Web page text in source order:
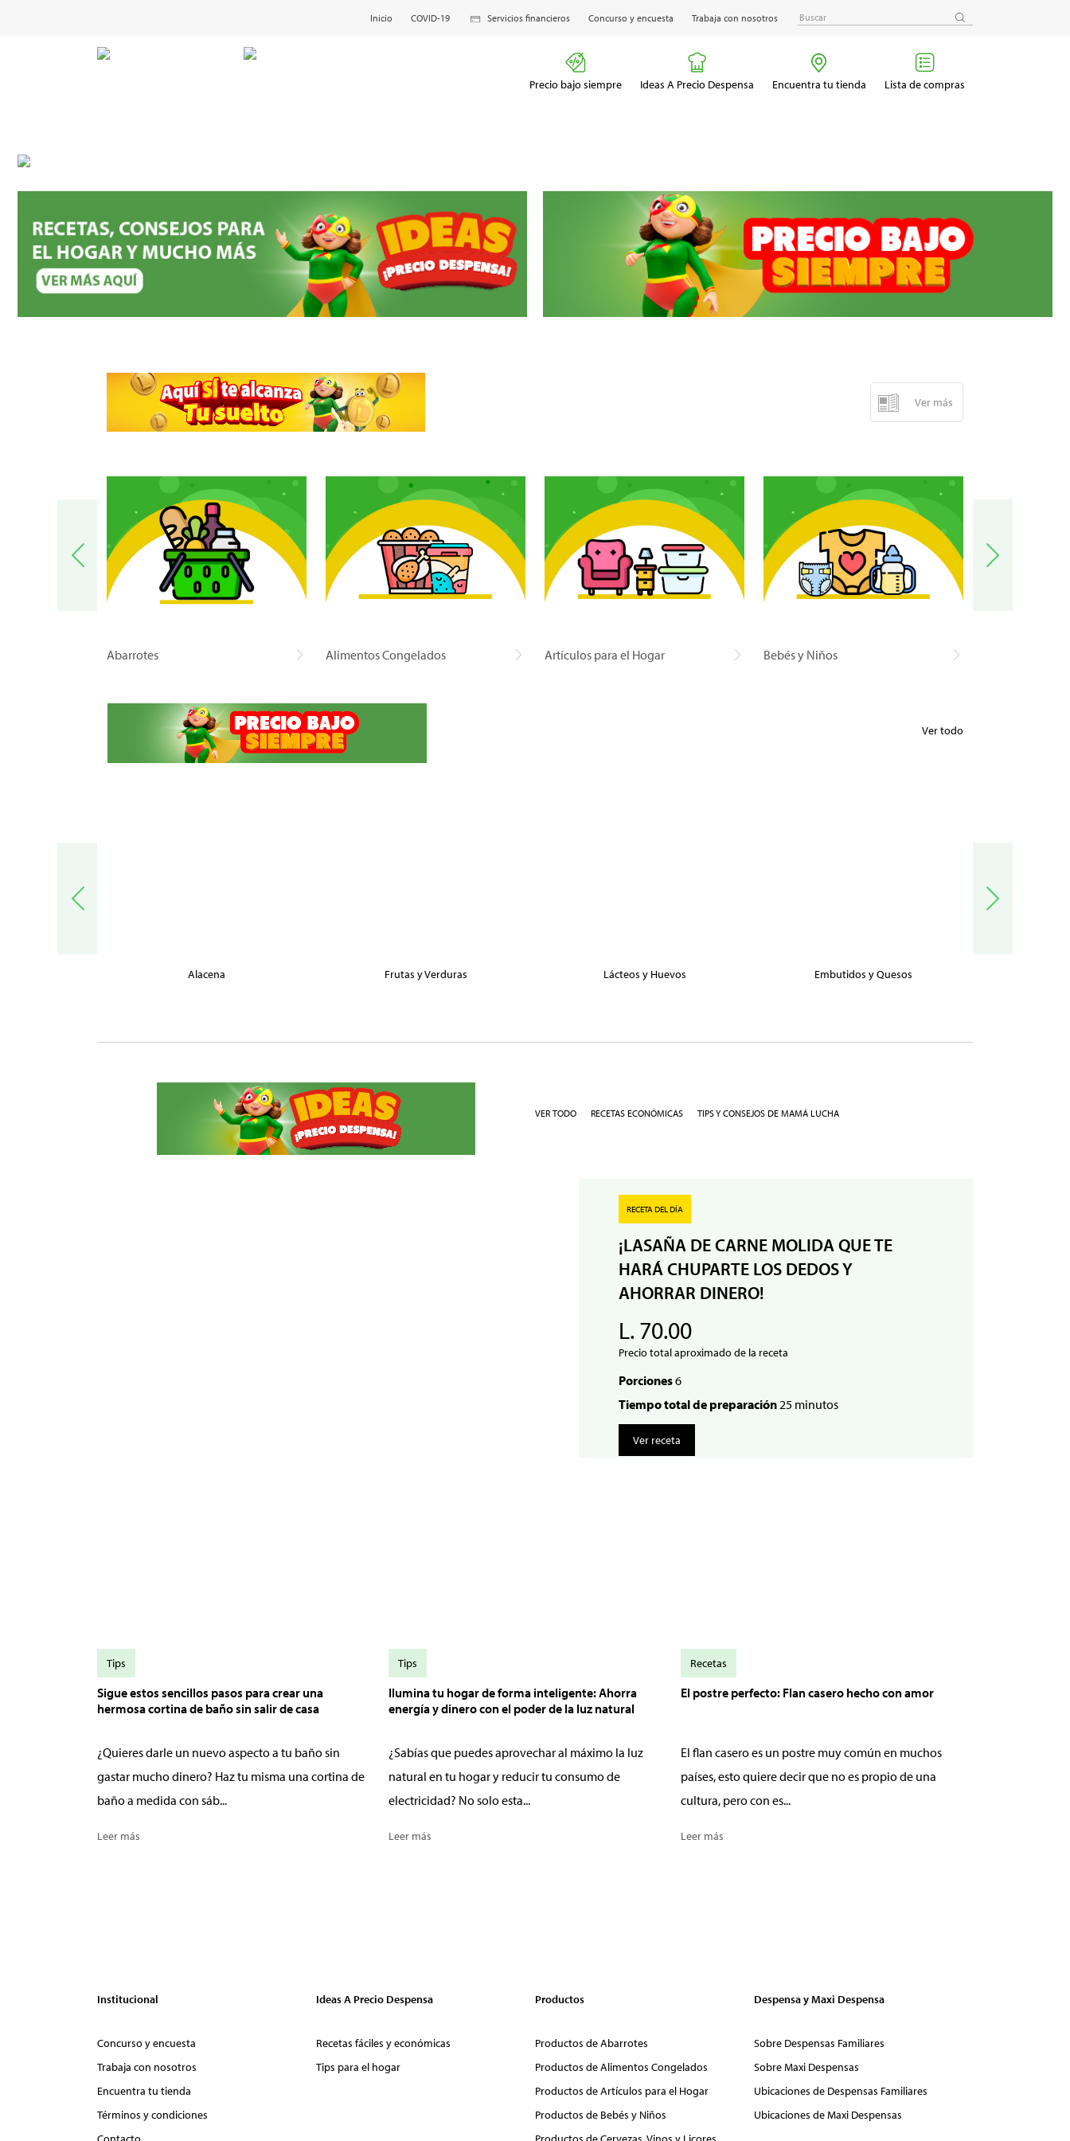
Inicio COVID-19 Servicios financieros Concurso y encuesta Trabaja con nosotros
Precio bajo siempre Ideas A Precio Despensa Encuentra tu tienda Lista de compras
Ver más
Abarrotes Alimentos Congelados Artículos para el Hogar Bebés y Niños
Ver todo
Alacena Frutas y Verduras Lácteos y Huevos Embutidos y Quesos
VER TODO RECETAS ECONÓMICAS TIPS Y CONSEJOS DE MAMÁ LUCHA
RECETA DEL DÍA
¡LASAÑA DE CARNE MOLIDA QUE TE
HARÁ CHUPARTE LOS DEDOS Y
AHORRAR DINERO!
L. 70.00
Precio total aproximado de la receta
Porciones6
Tiempo total de preparación 25 minutos
Ver receta
Sigue estos sencillos pasos para crear una
hermosa cortina de baño sin salir de casa
¿Quieres darle un nuevo aspecto a tu baño sin
gastar mucho dinero? Haz tu misma una cortina de
baño a medida con sáb...
Leer más
Tips
Ilumina tu hogar de forma inteligente: Ahorra
energía y dinero con el poder de la luz natural
¿Sabías que puedes aprovechar al máximo la luz
natural en tu hogar y reducir tu consumo de
electricidad? No solo esta...
Leer más
Tips
El postre perfecto: Flan casero hecho con amor
El flan casero es un postre muy común en muchos
países, esto quiere decir que no es propio de una
cultura, pero con es...
Leer más
Recetas
Institucional
Concurso y encuesta
Trabaja con nosotros
Encuentra tu tienda
Términos y condiciones
Ideas A Precio Despensa
Recetas fáciles y económicas
Tips para el hogar
Productos
Productos de Abarrotes
Productos de Alimentos Congelados
Productos de Artículos para el Hogar
Productos de Bebés y Niños
Despensa y Maxi Despensa
Sobre Despensas Familiares
Sobre Maxi Despensas
Ubicaciones de Despensas Familiares
Ubicaciones de Maxi Despensas